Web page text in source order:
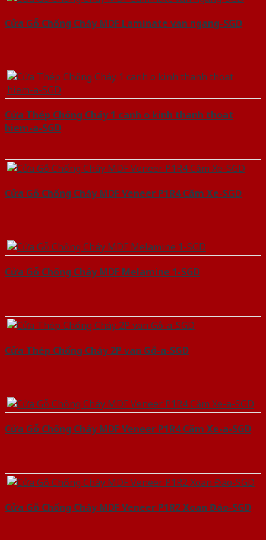
Cửa Gỗ Chống Cháy MDF Laminate van ngang-SGD
Cửa Thép Chống Cháy 1 canh o kinh thanh thoat
hiem-a-SGD
Cửa Gỗ Chống Cháy MDF Veneer P1R4 Căm Xe-SGD
Cửa Gỗ Chống Cháy MDF Melamine 1-SGD
Cửa Thép Chống Cháy 2P van Gỗ-a-SGD
Cửa Gỗ Chống Cháy MDF Veneer P1R4 Căm Xe-a-SGD
Cửa Gỗ Chống Cháy MDF Veneer P1R2 Xoan Đào-SGD